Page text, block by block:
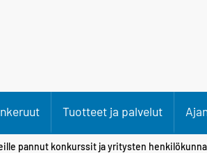
Tuotteet ja palvelut
pannut konkurssit ja yritysten